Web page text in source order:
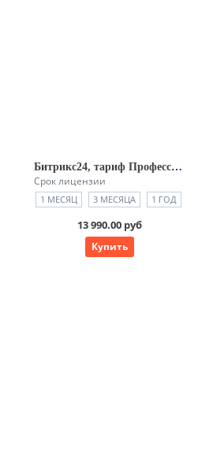
Битрикс24, тариф Профессиональный
Срок лицензии
1 МЕСЯЦ 3 МЕСЯЦА 1 ГОД
13 990.00 руб
Купить